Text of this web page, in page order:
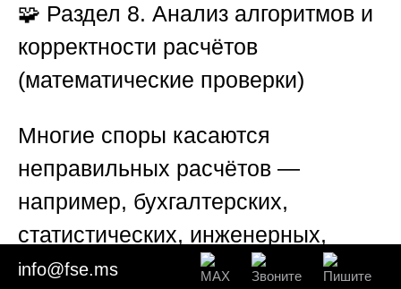
🧩 Раздел 8. Анализ алгоритмов и
корректности расчётов
(математические проверки)
Многие споры касаются
неправильных расчётов —
например, бухгалтерских,
статистических, инженерных,
управляющих. Эксперт
info@fse.ms